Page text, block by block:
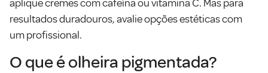
aplique cremes com cafeína ou vitamina C. Mas para
resultados duradouros, avalie opções estéticas com
um profissional.
O que é olheira pigmentada?